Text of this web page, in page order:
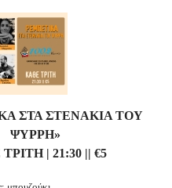
ΣΤΑ ΣΤΕΝΑΚΙΑ ΤΟΥ
ΨΥΡΡΗ»
| 21:30 || €5